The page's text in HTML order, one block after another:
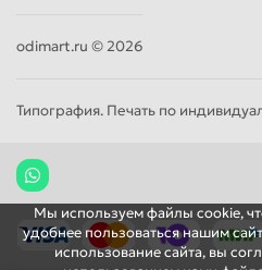
odimart.ru © 2026
Типография. Печать по
Мы используем файлы cookie,
удобнее пользоваться нашим
использование сайта, вы